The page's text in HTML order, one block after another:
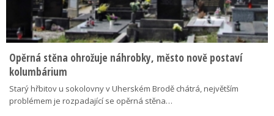
Opěrná stěna ohrožuje náhrobky, město nově postaví
kolumbárium
Starý hřbitov u sokolovny v Uherském Brodě chátrá, největším
problémem je rozpadající se opěrná stěna…